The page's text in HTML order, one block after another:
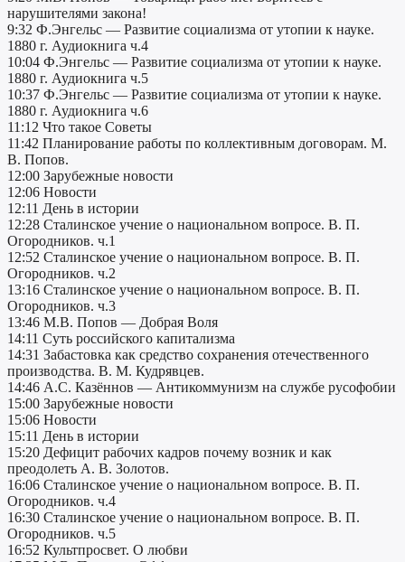
нарушителями закона!
9:32 Ф.Энгельс — Развитие социализма от утопии к науке.
1880 г. Аудиокнига ч.4
10:04 Ф.Энгельс — Развитие социализма от утопии к науке.
1880 г. Аудиокнига ч.5
10:37 Ф.Энгельс — Развитие социализма от утопии к науке.
1880 г. Аудиокнига ч.6
11:12 Что такое Советы
11:42 Планирование работы по коллективным договорам. М.
В. Попов.
12:00 Зарубежные новости
12:06 Новости
12:11 День в истории
12:28 Сталинское учение о национальном вопросе. В. П.
Огородников. ч.1
12:52 Сталинское учение о национальном вопросе. В. П.
Огородников. ч.2
13:16 Сталинское учение о национальном вопросе. В. П.
Огородников. ч.3
13:46 М.В. Попов — Добрая Воля
14:11 Суть российского капитализма
14:31 Забастовка как средство сохранения отечественного
производства. В. М. Кудрявцев.
14:46 А.С. Казённов — Антикоммунизм на службе русофобии
15:00 Зарубежные новости
15:06 Новости
15:11 День в истории
15:20 Дефицит рабочих кадров почему возник и как
преодолеть А. В. Золотов.
16:06 Сталинское учение о национальном вопросе. В. П.
Огородников. ч.4
16:30 Сталинское учение о национальном вопросе. В. П.
Огородников. ч.5
16:52 Культпросвет. О любви